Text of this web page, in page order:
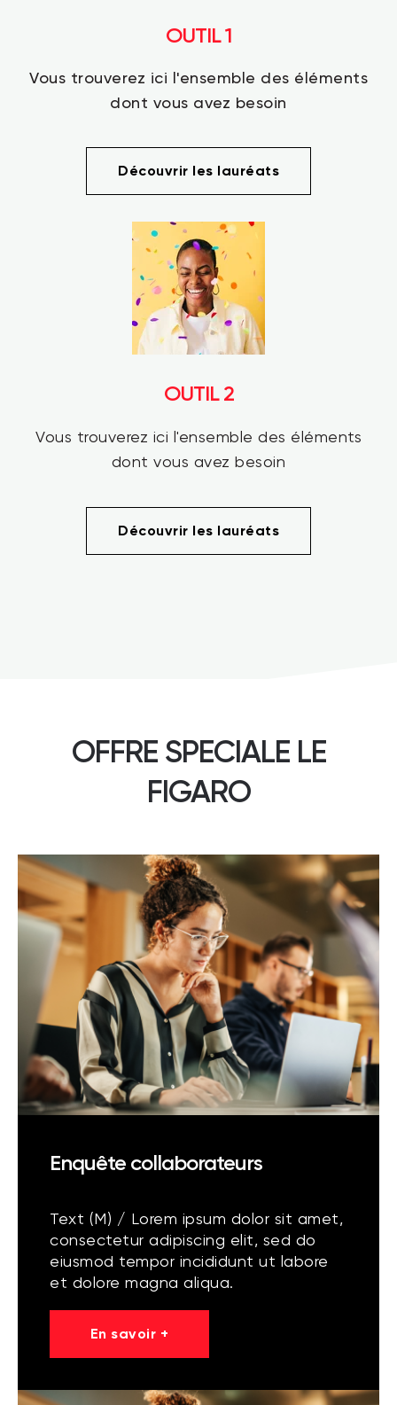
OUTIL 1
Vous trouverez ici l'ensemble des éléments
dont vous avez besoin
Découvrir les lauréats
OUTIL 2
Vous trouverez ici l'ensemble des éléments
dont vous avez besoin
Découvrir les lauréats
OFFRE SPECIALE LE
FIGARO
Enquête collaborateurs
Text (M) / Lorem ipsum dolor sit amet,
consectetur adipiscing elit, sed do
eiusmod tempor incididunt ut labore
et dolore magna aliqua.
En savoir +